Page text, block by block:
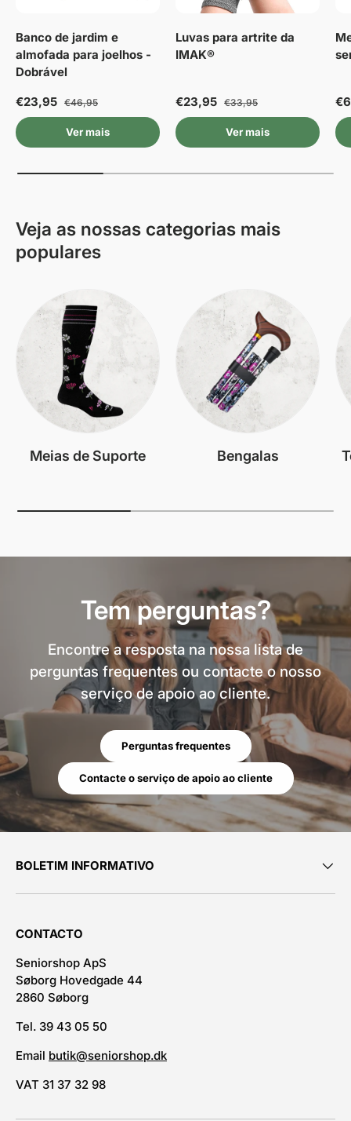
Banco de jardim e
almofada para joelhos -
Dobrável
€23,95 €46,95
Ver mais
Luvas para artrite da
IMAK®
€23,95 €33,95
Ver mais
Veja as nossas categorias mais
populares
Meias de Suporte Bengalas
Tem perguntas?
Encontre a resposta na nossa lista de
perguntas frequentes ou contacte o nosso
serviço de apoio ao cliente.
Perguntas frequentes
Contacte o serviço de apoio ao cliente
BOLETIM INFORMATIVO
CONTACTO
Seniorshop ApS
Søborg Hovedgade 44
2860 Søborg
Tel. 39 43 05 50
Email butik@seniorshop.dk
VAT 31 37 32 98